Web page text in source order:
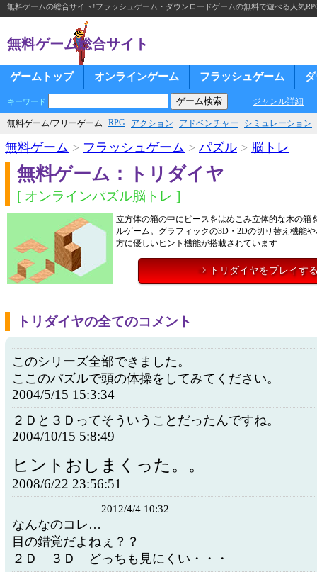
無料ゲームの総合サイト!フラッシュゲーム・ダウンロードゲームの無料で遊べる人気
無料ゲーム総合サイト
ゲームトップ オンラインゲーム フラッシュゲーム
キーワード ジャンル詳細
無料ゲーム/フリーゲーム RPG アクション アドベンチャー シミュレーション
無料ゲーム > フラッシュゲーム > パズル > 脳トレ
無料ゲーム：トリダイヤ
[ オンラインパズル脳トレ ]
立方体の箱の中にピースをはめこみ立体的な木の箱
ルゲーム。グラフィックの3D・2Dの切り替え機能
方に優しいヒント機能が搭載されています
⇒ トリダイヤをプレイす
トリダイヤの全てのコメント
このシリーズ全部できました。
ここのパズルで頭の体操をしてみてください。
2004/5/15 15:3:34
２Ｄと３Ｄってそういうことだったんですね。
2004/10/15 5:8:49
ヒントおしまくった。。
2008/6/22 23:56:51
2012/4/4 10:32
なんなのコレ…
目の錯覚だよねぇ？？
２Ｄ ３Ｄ どっちも見にくい・・・